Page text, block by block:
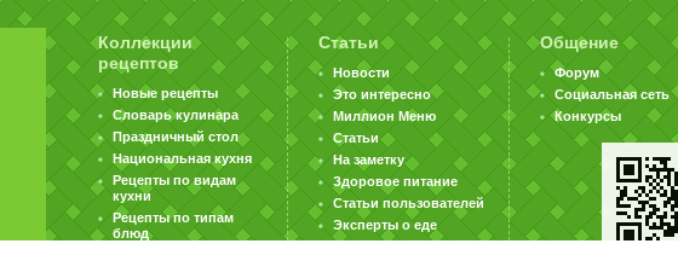
Коллекции
рецептов
Новые рецепты
Словарь кулинара
Праздничный стол
Национальная кухня
Рецепты по видам
кухни
Рецепты по типам
блюд
Статьи
Новости
Это интересно
Миллион Меню
Статьи
На заметку
Здоровое питание
Статьи пользователей
Эксперты о еде
Общение
Форум
Социальная сеть
Конкурсы